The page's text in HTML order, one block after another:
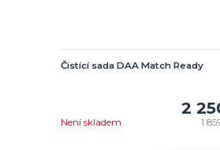
Čistící sada DAA Match Ready
2
1
Není skladem